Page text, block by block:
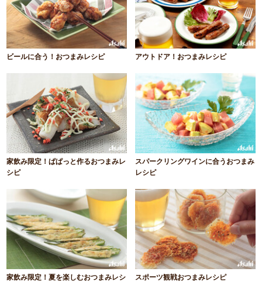
ビールに合う！おつまみレシピ アウトドア！おつまみレシピ
家飲み限定！ぱぱっと作るおつまみレ
シピ
スパークリングワインに合うおつまみ
レシピ
家飲み限定！夏を楽しむおつまみレシ
スポーツ観戦おつまみレシピ